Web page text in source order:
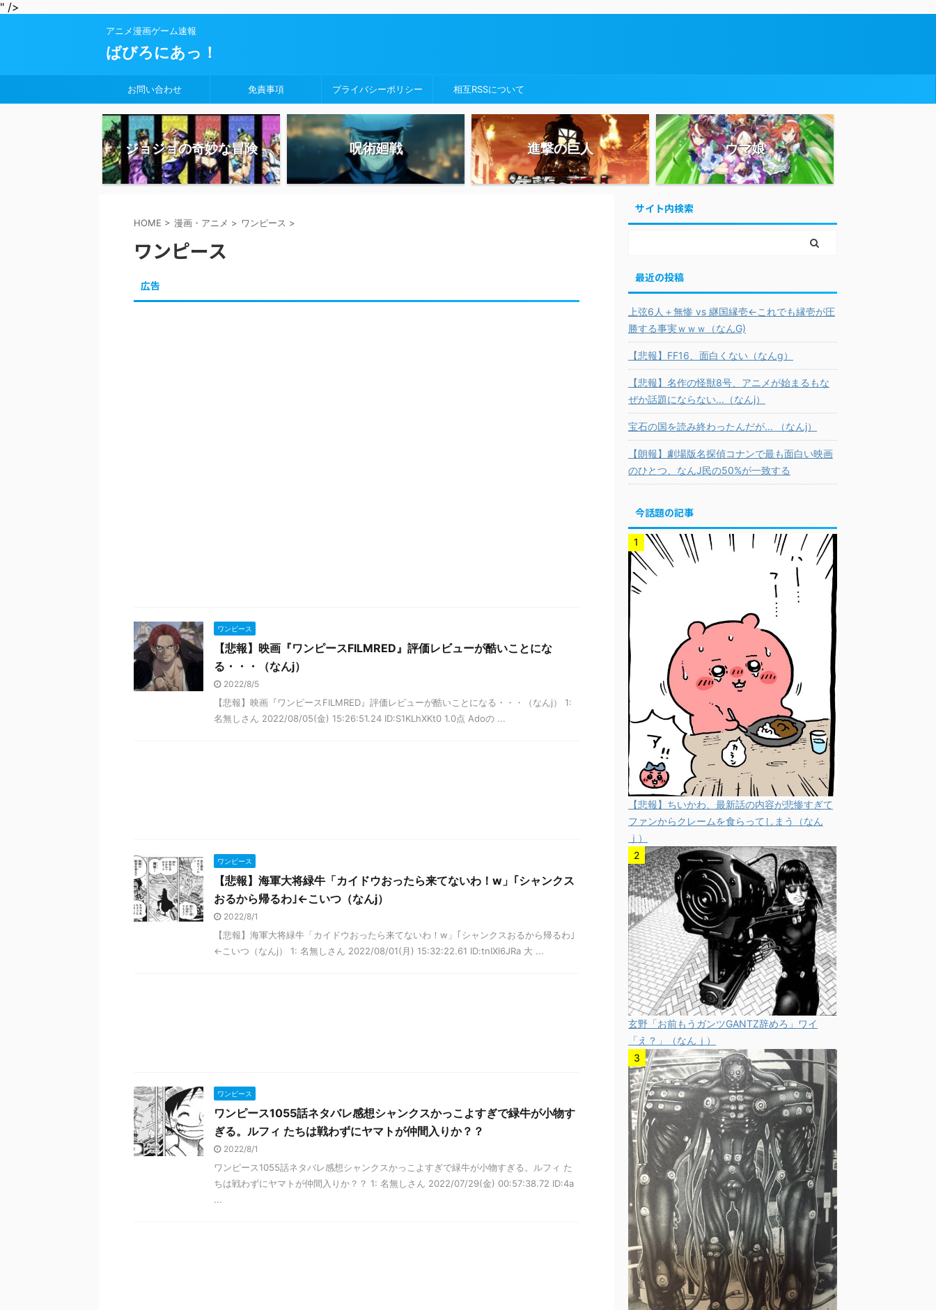
" />
アニメ漫画ゲーム速報
ばびろにあっ！
お問い合わせ 免責事項 プライバシーポリシー 相互RSSについて
ジョジョの奇妙な冒険 呪術廻戦 進撃の巨人 ウマ娘
HOME > 漫画・アニメ > ワンピース >
ワンピース
広告
ワンピース
【悲報】映画『ワンピースFILMRED』評価レビューが酷いことにな
る・・・（なんj）
2022/8/5
【悲報】映画『ワンピースFILMRED』評価レビューが酷いことになる・・・（なんj） 1:
名無しさん 2022/08/05(金) 15:26:51.24 ID:S1KLhXKt0 1.0点 Adoの ...
ワンピース
【悲報】海軍大将緑牛「カイドウおったら来てないわ！w」｢シャンクス
おるから帰るわ｣←こいつ（なんj）
2022/8/1
【悲報】海軍大将緑牛「カイドウおったら来てないわ！w」｢シャンクスおるから帰るわ｣
←こいつ（なんj） 1: 名無しさん 2022/08/01(月) 15:32:22.61 ID:tnIXl6JRa 大 ...
ワンピース
ワンピース1055話ネタバレ感想シャンクスかっこよすぎで緑牛が小物す
ぎる。ルフィ たちは戦わずにヤマトが仲間入りか？？
2022/8/1
ワンピース1055話ネタバレ感想シャンクスかっこよすぎで緑牛が小物すぎる。ルフィ た
ちは戦わずにヤマトが仲間入りか？？ 1: 名無しさん 2022/07/29(金) 00:57:38.72 ID:4a
...
サイト内検索
最近の投稿
上弦6人＋無惨 vs 継国縁壱←これでも縁壱が圧
勝する事実ｗｗｗ（なんG)
【悲報】FF16、面白くない（なんg）
【悲報】名作の怪獣8号、アニメが始まるもな
ぜか話題にならない...（なんj）
宝石の国を読み終わったんだが... （なんj）
【朗報】劇場版名探偵コナンで最も面白い映画
のひとつ、なんJ民の50%が一致する
今話題の記事
【悲報】ちいかわ、最新話の内容が悲惨すぎて
ファンからクレームを食らってしまう（なん
ｊ）
玄野「お前もうガンツGANTZ辞めろ」ワイ
「え？」（なんｊ）